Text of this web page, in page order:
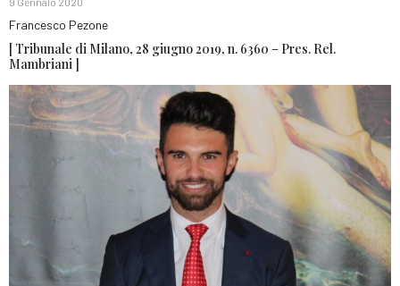
Francesco Pezone
[ Tribunale di Milano, 28 giugno 2019, n. 6360 – Pres. Rel.
Mambriani ]